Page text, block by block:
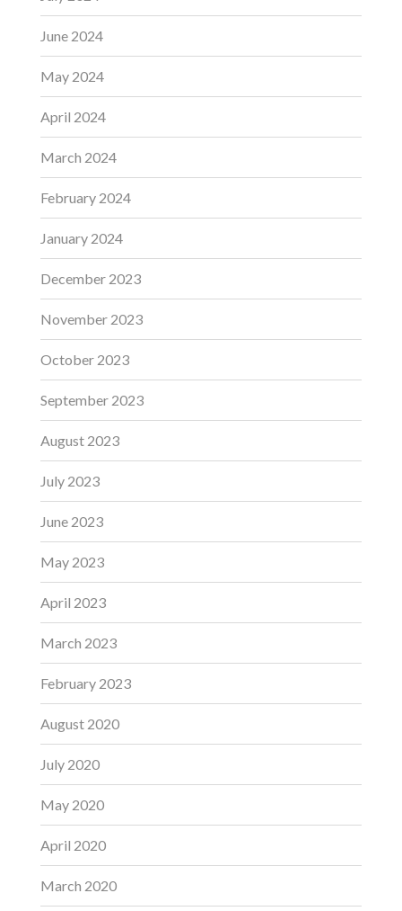
June 2024
May 2024
April 2024
March 2024
February 2024
January 2024
December 2023
November 2023
October 2023
September 2023
August 2023
July 2023
June 2023
May 2023
April 2023
March 2023
February 2023
August 2020
July 2020
May 2020
April 2020
March 2020